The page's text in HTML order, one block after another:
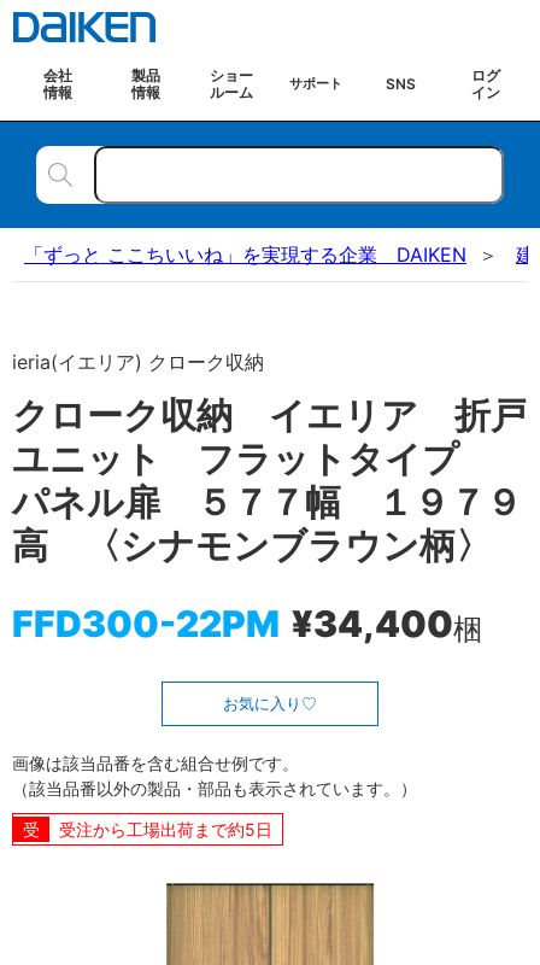
会社
情報
製品
情報
ショー
ルーム
サポート SNS
ログ
イン
「ずっと ここちいいね」を実現する企業 DAIKEN 建
ieria(イエリア) クローク収納
クローク収納 イエリア 折戸
ユニット フラットタイプ
パネル扉 ５７７幅 １９７９
高 〈シナモンブラウン柄〉
FFD300-22PM ¥34,400梱
お気に入り
画像は該当品番を含む組合せ例です。
（該当品番以外の製品・部品も表示されています。）
受注から工場出荷まで約5日